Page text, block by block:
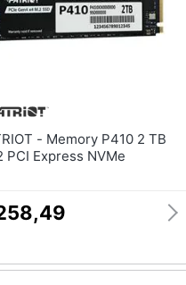
Termostato
P410 2 TB
PCI Express NVMe